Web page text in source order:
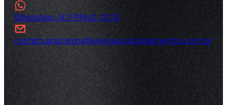
WhatsApp: (43) 99842-0070
contato.apucarana@elevacaoequipamentos.com.br